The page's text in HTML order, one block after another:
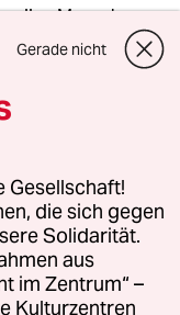
allen Menschen
wird nicht
Hier wirkt
als
Diskursgift.
Trisomie 21
Sie
Tümpfe,
Spiel, das
die
Gerade nicht
Gesellschaft!
die sich gegen
Solidarität.
aus
im Zentrum“ –
Kulturzentren